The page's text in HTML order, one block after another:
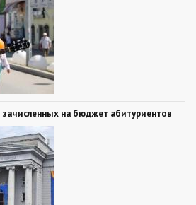
зачисленных на бюджет абитуриентов